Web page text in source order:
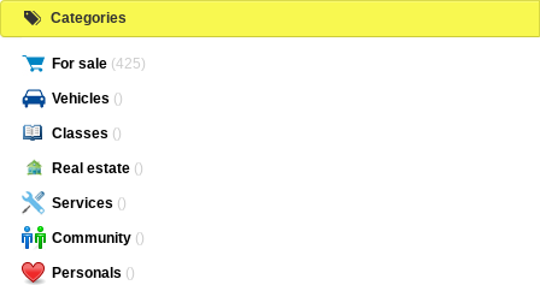
Categories
For sale (425)
Vehicles ()
Classes ()
Real estate ()
Services ()
Community ()
Personals ()